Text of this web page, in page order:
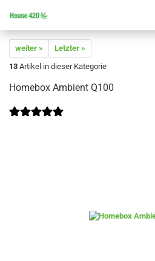
weiter »
Letzter »
13 Artikel in dieser Kategorie
Homebox Ambient Q100